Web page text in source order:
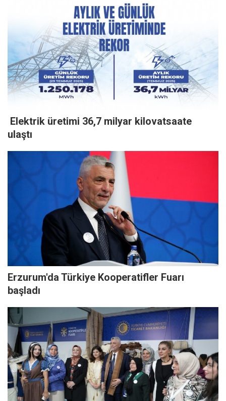
Elektrik üretimi 36,7 milyar kilovatsaate
ulaştı
Erzurum'da Türkiye Kooperatifler Fuarı
başladı